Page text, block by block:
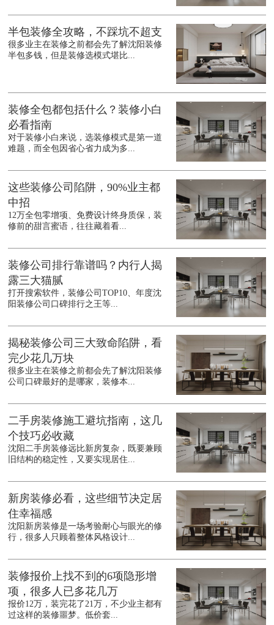
半包装修全攻略，不踩坑不超支
很多业主在装修之前都会先了解沈阳装修
半包多钱，但是装修选模式堪比...
装修全包都包括什么？装修小白
必看指南
对于装修小白来说，选装修模式是第一道
难题，而全包因省心省力成为多...
这些装修公司陷阱，90%业主都
中招
12万全包零增项、免费设计终身质保，装
修前的甜言蜜语，往往藏着看...
装修公司排行靠谱吗？内行人揭
露三大猫腻
打开搜索软件，装修公司TOP10、年度沈
阳装修公司口碑排行之王等...
揭秘装修公司三大致命陷阱，看
完少花几万块
很多业主在装修之前都会先了解沈阳装修
公司口碑最好的是哪家，装修本...
二手房装修施工避坑指南，这几
个技巧必收藏
沈阳二手房装修远比新房复杂，既要兼顾
旧结构的稳定性，又要实现居住...
新房装修必看，这些细节决定居
住幸福感
沈阳新房装修是一场考验耐心与眼光的修
行，很多人只顾着整体风格设计...
装修报价上找不到的6项隐形增
项，很多人已多花几万
报价12万，装完花了21万，不少业主都有
过这样的装修噩梦。低价套...